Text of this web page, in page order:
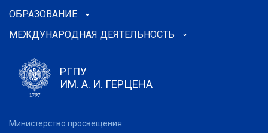
ОБРАЗОВАНИЕ
МЕЖДУНАРОДНАЯ ДЕЯТЕЛЬНОСТЬ
РГПУ
ИМ. А. И. ГЕРЦЕНА
Министерство просвещения